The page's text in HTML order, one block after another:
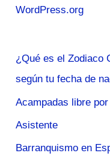
WordPress.org
¿Qué es el Zodiaco
según tu fecha de
Acampadas libre
Asistente
Barranquismo en